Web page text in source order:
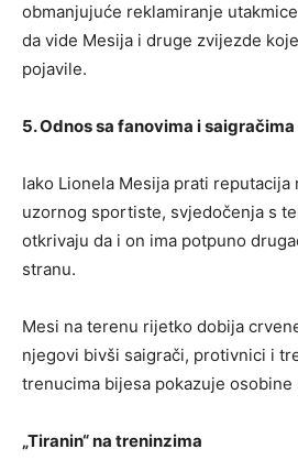
obmanjujuće reklamiranje
da vide Mesija i druge zvijezde
pojavile.
5. Odnos sa fanovima i saigračima
Iako Lionela Mesija prati
uzornog sportiste, svjedočenja s
otkrivaju da i on ima potpuno
stranu.
Mesi na terenu rijetko dobija
njegovi bivši saigrači, protivnici i
trenucima bijesa pokazuje
„Tiranin“ na treninzima